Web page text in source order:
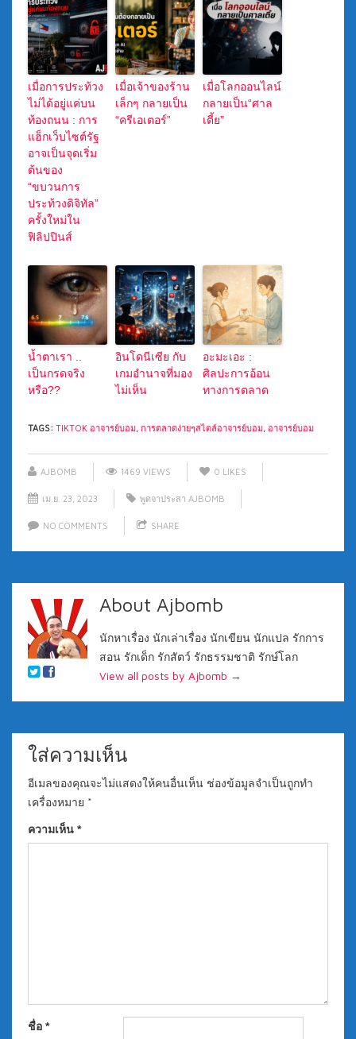
เมื่อการประท้วง
ไม่ได้อยู่แค่บน
ท้องถนน : การ
แฮ็กเว็บไซต์รัฐ
อาจเป็นจุดเริ่ม
ต้นของ
“ขบวนการ
ประท้วงดิจิทัล”
ครั้งใหม่ใน
ฟิลิปปินส์
เมื่อเจ้าของร้าน
เล็กๆ กลายเป็น
“ครีเอเตอร์”
เมื่อโลกออนไลน์
กลายเป็น“ศาล
เตี้ย”
น้ำตาเรา ..
เป็นกรดจริง
หรือ??
อินโดนีเซีย กับ
เกมอำนาจที่มอง
ไม่เห็น
อะมะเอะ :
ศิลปะการอ้อน
ทางการตลาด
TAGS: TIKTOK อาจารย์บอม การตลาดง่ายๆสไตล์อาจารย์บอม อาจารย์บอม
AJBOMB 1469 VIEWS 0 LIKES
เม.ย. 23, 2023 พูดจาประสา AJBOMB
NO COMMENTS SHARE
About Ajbomb
นักหาเรื่อง นักเล่าเรื่อง นักเขียน นักแปล รักการ
สอน รักเด็ก รักสัตว์ รักธรรมชาติ รักษ์โลก
View all posts by Ajbomb →
ใส่ความเห็น
อีเมลของคุณจะไม่แสดงให้คนอื่นเห็น ช่องข้อมูลจำเป็นถูกทำ
เครื่องหมาย *
ความเห็น *
ชื่อ *